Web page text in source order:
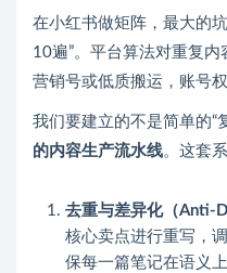
在小红书做矩阵，最大的
10遍”。平台算法对重复
营销号或低质搬运，账号
我们要建立的不是简单的“
的内容生产流水线。这套
去重与差异化（Anti-
核心卖点进行重写，
保每一篇笔记在语义